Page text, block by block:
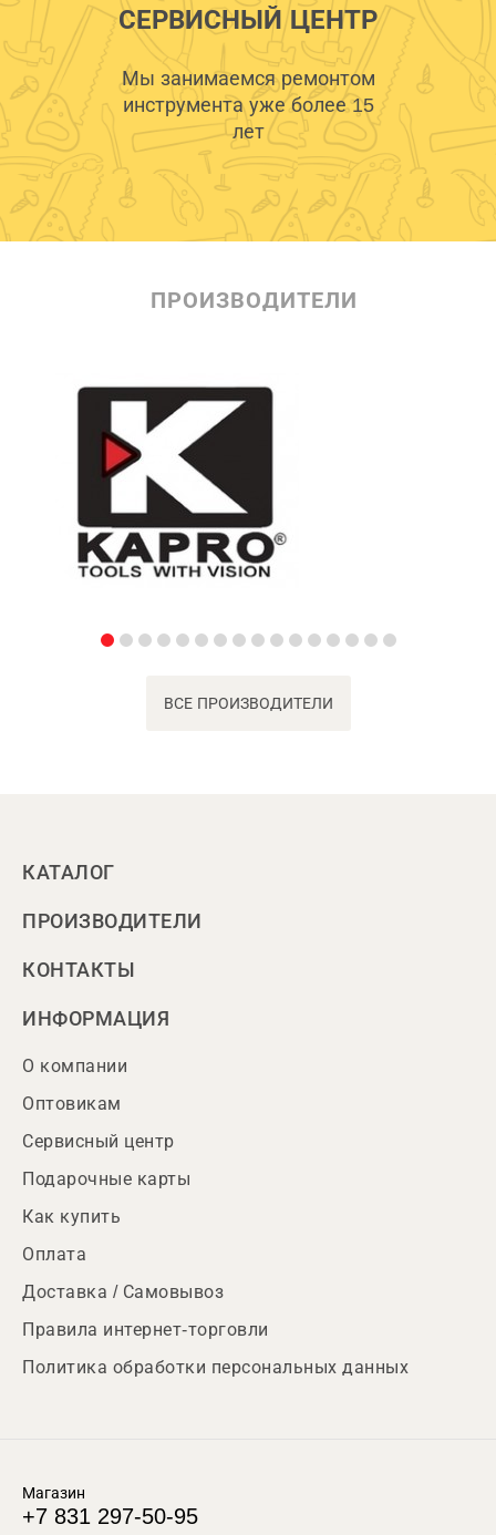
СЕРВИСНЫЙ ЦЕНТР
Мы занимаемся ремонтом
инструмента уже более 15
лет
ПРОИЗВОДИТЕЛИ
ВСЕ ПРОИЗВОДИТЕЛИ
КАТАЛОГ
ПРОИЗВОДИТЕЛИ
КОНТАКТЫ
ИНФОРМАЦИЯ
О компании
Оптовикам
Сервисный центр
Подарочные карты
Как купить
Оплата
Доставка / Самовывоз
Правила интернет-торговли
Политика обработки персональных данных
Магазин
+7 831 297-50-95